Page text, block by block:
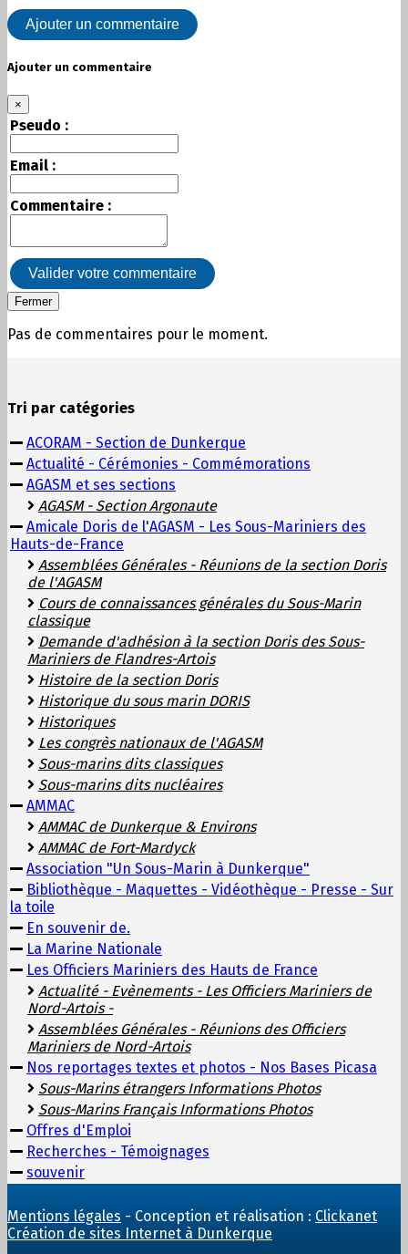
Ajouter un commentaire
Ajouter un commentaire
×
Pseudo :
Email :
Commentaire :
Valider votre commentaire
Fermer
Pas de commentaires pour le moment.
Tri par catégories
ACORAM - Section de Dunkerque
Actualité - Cérémonies - Commémorations
AGASM et ses sections
AGASM - Section Argonaute
Amicale Doris de l'AGASM - Les Sous-Mariniers des
Hauts-de-France
Assemblées Générales - Réunions de la section Doris
de l'AGASM
Cours de connaissances générales du Sous-Marin
classique
Demande d'adhésion à la section Doris des Sous-
Mariniers de Flandres-Artois
Histoire de la section Doris
Historique du sous marin DORIS
Historiques
Les congrès nationaux de l'AGASM
Sous-marins dits classiques
Sous-marins dits nucléaires
AMMAC
AMMAC de Dunkerque & Environs
AMMAC de Fort-Mardyck
Association "Un Sous-Marin à Dunkerque"
Bibliothèque - Maquettes - Vidéothèque - Presse - Sur
la toile
En souvenir de.
La Marine Nationale
Les Officiers Mariniers des Hauts de France
Actualité - Evènements - Les Officiers Mariniers de
Nord-Artois -
Assemblées Générales - Réunions des Officiers
Mariniers de Nord-Artois
Nos reportages textes et photos - Nos Bases Picasa
Sous-Marins étrangers Informations Photos
Sous-Marins Français Informations Photos
Offres d'Emploi
Recherches - Témoignages
souvenir
Mentions légales - Conception et réalisation : Clickanet
Création de sites Internet à Dunkerque